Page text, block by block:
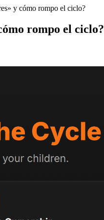
y cómo rompo el ciclo?
rompo el ciclo?